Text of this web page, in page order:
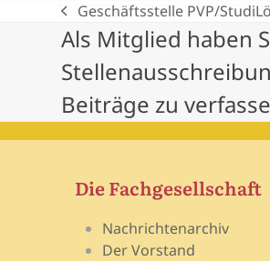
previous
post:
Geschäftsstelle PVP/
Als Mitglied haben
Beiträge zu
Die Fachgesellschaft
Nachrichtenarchiv
Der Vorstand